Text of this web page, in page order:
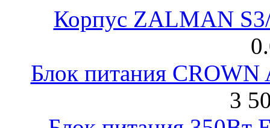
Корпус ZALMAN
Блок питания
3